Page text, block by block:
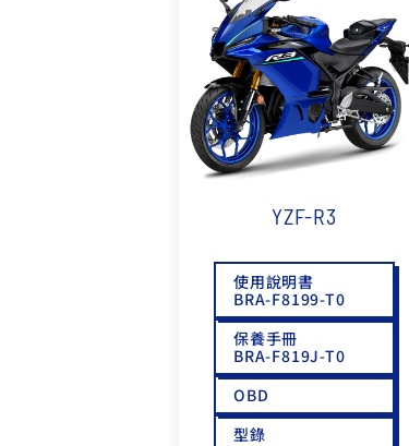
YZF-R3
使用說明書
BRA-F8199-T0
保養手冊
BRA-F819J-T0
OBD
型錄